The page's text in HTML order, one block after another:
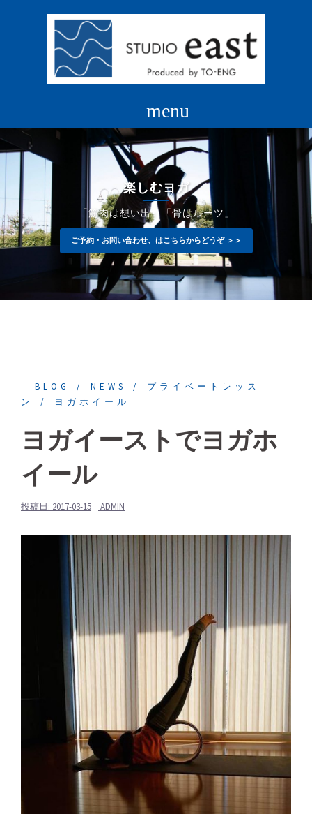
キ
楽しむヨガ
「筋肉は想い出」「骨はルーツ」
ご予約・お問い合わせ、はこちらからどうぞ ＞＞
BLOG NEWS
プライベートレッス
ン
ヨガホイール
ヨガイーストでヨガホ
イール
投稿日: 2017-03-15 ADMIN